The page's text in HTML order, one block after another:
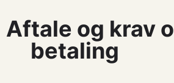
Aftale og krav
betaling